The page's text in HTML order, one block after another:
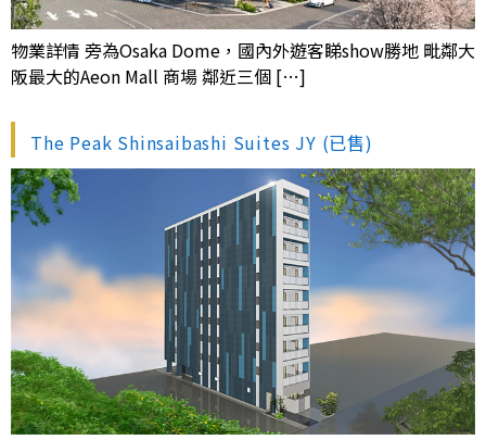
物業詳情 旁為Osaka Dome，國內外遊客睇show勝地 毗鄰大
阪最大的Aeon Mall 商場 鄰近三個 […]
The Peak Shinsaibashi Suites JY (已售)